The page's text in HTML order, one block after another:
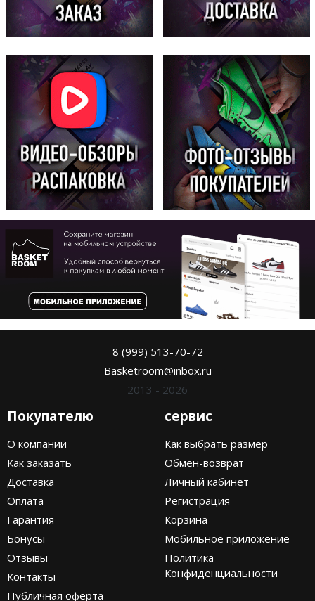
8 (999) 513-70-72
Basketroom@inbox.ru
2013 - 2026
Покупателю
О компании
Как заказать
Доставка
Оплата
Гарантия
Бонусы
Отзывы
Контакты
Публичная оферта
сервис
Как выбрать размер
Обмен-возврат
Личный кабинет
Регистрация
Корзина
Мобильное приложение
Политика
Конфиденциальности